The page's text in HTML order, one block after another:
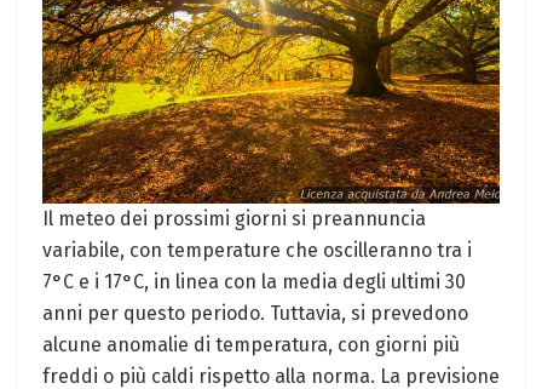
Il ⁢meteo dei prossimi giorni ​si preannuncia
variabile, con temperature⁤ che oscilleranno tra i
7°C e i ⁤17°C, in linea‌ con la media degli ultimi 30
anni per questo periodo. Tuttavia,⁤ si prevedono
alcune anomalie di temperatura, con giorni più
freddi o più caldi rispetto alla norma. La previsione